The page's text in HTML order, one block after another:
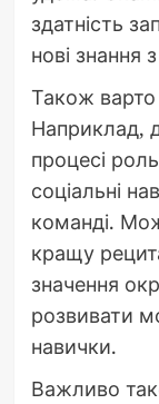
здатність
нові знання
Також варто
Наприклад,
процесі
соціальні
команді.
кращу
значення
розвивати
навички.
Важливо